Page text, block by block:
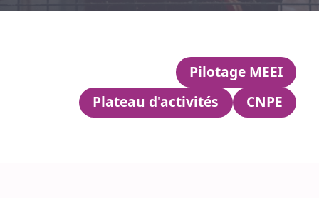
Pilotage MEEI
Plateau d'activités
CNPE